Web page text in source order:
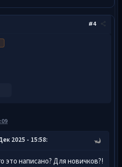
#4
2025 - 15:58:
это написано? Для новичков?!